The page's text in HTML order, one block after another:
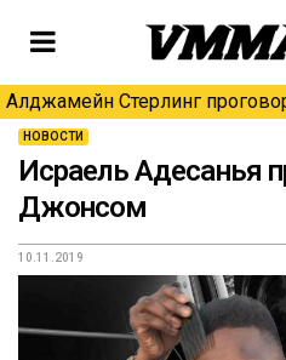
Алджамейн Стерлинг
НОВОСТИ
Исраель Адесанья
Джонсом
10.11.2019